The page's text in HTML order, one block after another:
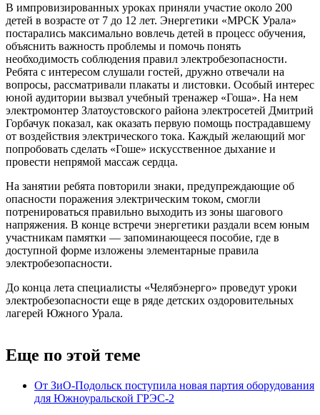
В импровизированных уроках приняли участие около 200
детей в возрасте от 7 до 12 лет. Энергетики «МРСК Урала»
постарались максимально вовлечь детей в процесс обучения,
объяснить важность проблемы и помочь понять
необходимость соблюдения правил электробезопасности.
Ребята с интересом слушали гостей, дружно отвечали на
вопросы, рассматривали плакаты и листовки. Особый интерес
юной аудитории вызвал учебный тренажер «Гоша». На нем
электромонтер Златоустовского района электросетей Дмитрий
Горбачук показал, как оказать первую помощь пострадавшему
от воздействия электрического тока. Каждый желающий мог
попробовать сделать «Гоше» искусственное дыхание и
провести непрямой массаж сердца.
На занятии ребята повторили знаки, предупреждающие об
опасности поражения электрическим током, смогли
потренироваться правильно выходить из зоны шагового
напряжения. В конце встречи энергетики раздали всем юным
участникам памятки — запоминающееся пособие, где в
доступной форме изложены элементарные правила
электробезопасности.
До конца лета специалисты «Челябэнерго» проведут уроки
электробезопасности еще в ряде детских оздоровительных
лагерей Южного Урала.
Еще по этой теме
От ЗиО-Подольск поступила новая партия оборудования
для Южноуральской ГРЭС-2